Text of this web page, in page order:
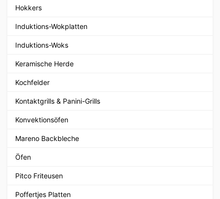
Hokkers
Induktions-Wokplatten
Induktions-Woks
Keramische Herde
Kochfelder
Kontaktgrills & Panini-Grills
Konvektionsöfen
Mareno Backbleche
Öfen
Pitco Friteusen
Poffertjes Platten